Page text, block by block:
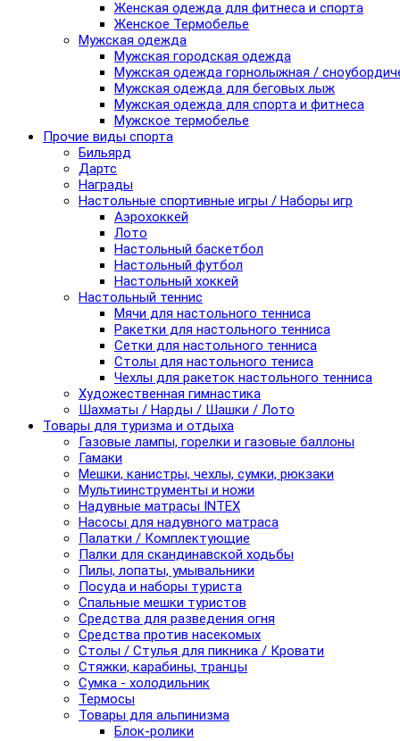
Женская одежда для фитнеса и спорта
Женское Термобелье
Мужская одежда
Мужская городская одежда
Мужская одежда горнолыжная /
Мужская одежда для беговых лыж
Мужская одежда для спорта и фитнеса
Мужское термобелье
Прочие виды спорта
Бильярд
Дартс
Награды
Настольные спортивные игры / Наборы игр
Аэрохоккей
Лото
Настольный баскетбол
Настольный футбол
Настольный хоккей
Настольный теннис
Мячи для настольного тенниса
Ракетки для настольного тенниса
Сетки для настольного тенниса
Столы для настольного тениса
Чехлы для ракеток настольного тенниса
Художественная гимнастика
Шахматы / Нарды / Шашки / Лото
Товары для туризма и отдыха
Газовые лампы, горелки и газовые баллоны
Гамаки
Мешки, канистры, чехлы, сумки, рюкзаки
Мультиинструменты и ножи
Надувные матрасы INTEX
Насосы для надувного матраса
Палатки / Комплектующие
Палки для скандинавской ходьбы
Пилы, лопаты, умывальники
Посуда и наборы туриста
Спальные мешки туристов
Средства для разведения огня
Средства против насекомых
Столы / Стулья для пикника / Кровати
Стяжки, карабины, транцы
Сумка - холодильник
Термосы
Товары для альпинизма
Блок-ролики